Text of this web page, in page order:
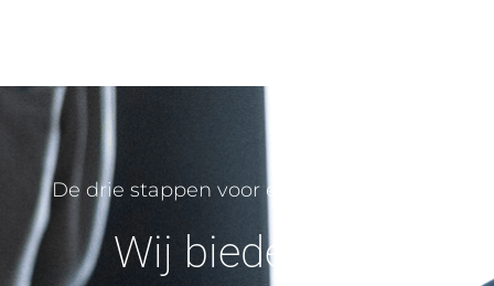
De drie stappen voor energiebesparing
Wij bieden jou